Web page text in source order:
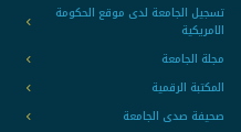
تسجيل الجامعة لدى موقع الحكومة
الامريكية
مجلة الجامعة
المكتبة الرقمية
صحيفة صدى الجامعة